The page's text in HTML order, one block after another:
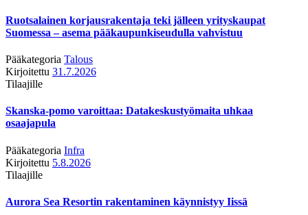
Ruotsalainen korjausrakentaja teki jälleen yrityskaupat
Suomessa – asema pääkaupunkiseudulla vahvistuu
Pääkategoria Talous
Kirjoitettu 31.7.2026
Tilaajille
Skanska-pomo varoittaa: Datakeskustyömaita uhkaa
osaajapula
Pääkategoria Infra
Kirjoitettu 5.8.2026
Tilaajille
Aurora Sea Resortin rakentaminen käynnistyy Iissä